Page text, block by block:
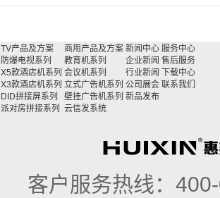
客户服务热线：
TV产品及方案
防爆电视系列
X5款酒店机系列
X3款酒店机系列
DID拼接屏系列
派对房拼接系列
商用产品及方案
教育机系列
会议机系列
立式广告机系列
壁挂广告机系列
云信发系统
新闻中心
企业新闻
行业新闻
公司展会
新品发布
服务中心
售后服务
下载中心
联系我们